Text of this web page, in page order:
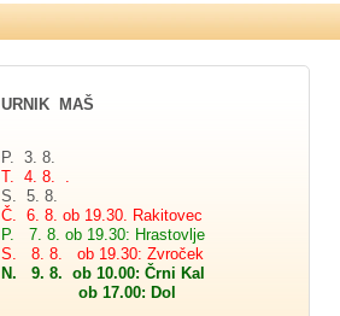
URNIK MAŠ
P. 3. 8.
T. 4. 8. .
S. 5. 8.
Č. 6. 8. ob 19.30. Rakitovec
P. 7. 8. ob 19.30: Hrastovlje
S. 8. 8. ob 19.30: Zvroček
N. 9. 8. ob 10.00: Črni Kal
ob 17.00: Dol